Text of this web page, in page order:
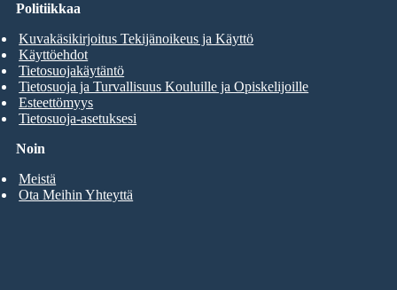
Noin
Meistä
Ota Meihin Yhteyttä
Politiikkaa
Kuvakäsikirjoitus Tekijänoikeus ja Käyttö
Käyttöehdot
Tietosuojakäytäntö
Tietosuoja ja Turvallisuus Kouluille ja Opiskelijoille
Esteettömyys
Tietosuoja-asetuksesi